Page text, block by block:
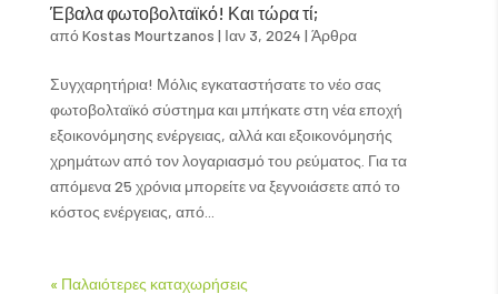
Έβαλα φωτοβολταϊκό! Και τώρα τί;
απόKostas Mourtzanos | Ιαν 3, 2024 | Άρθρα
Συγχαρητήρια! Μόλις εγκαταστήσατε το νέο σας
φωτοβολταϊκό σύστημα και μπήκατε στη νέα εποχή
εξοικονόμησης ενέργειας, αλλά και εξοικονόμησής
χρημάτων από τον λογαριασμό του ρεύματος. Για τα
απόμενα 25 χρόνια μπορείτε να ξεγνοιάσετε από το
κόστος ενέργειας, από...
« Παλαιότερες καταχωρήσεις